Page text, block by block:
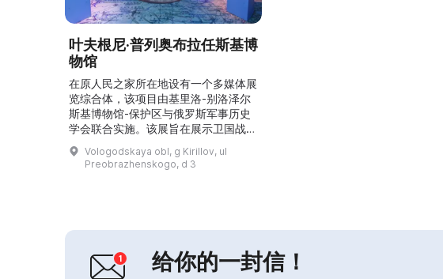
叶夫根尼·普列奥布拉任斯基博
物馆
在原人民之家所在地设有一个多媒体展
览综合体，该项目由基里洛-别洛泽尔
斯基博物馆-保护区与俄罗斯军事历史
学会联合实施。该展旨在展示卫国战争
时期的苏联航空，讲述飞行员、参战人
员以及航空器和航空武器设计师的故
事。重点展示了出生并在基里洛夫地区
的事迹，包括飞机设计师S. V. 伊留
申、航空武器设计师M....
Vologodskaya obl, g Kirillov, ul
Preobrazhenskogo, d 3
给你的一封信！